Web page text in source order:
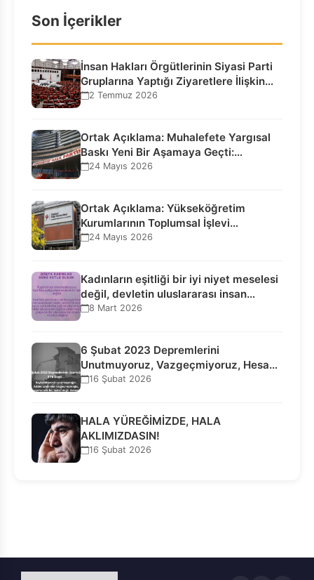
Son İçerikler
İnsan Hakları Örgütlerinin Siyasi Parti
Gruplarına Yaptığı Ziyaretlere İlişkin
Bilgilendirme…
2 Temmuz 2026
Ortak Açıklama: Muhalefete Yargısal
Baskı Yeni Bir Aşamaya Geçti:
Seçilmiş…
24 Mayıs 2026
Ortak Açıklama: Yükseköğretim
Kurumlarının Toplumsal İşlevi
Kurucularının Ticari Akıbetine
24 Mayıs 2026
Kadınların eşitliği bir iyi niyet meselesi
değil, devletin uluslararası insan…
8 Mart 2026
6 Şubat 2023 Depremlerini
Unutmuyoruz, Vazgeçmiyoruz, Hesap
Sorulmasını İstiyoruz!
16 Şubat 2026
HALA YÜREĞİMİZDE, HALA
AKLIMIZDASIN!
16 Şubat 2026